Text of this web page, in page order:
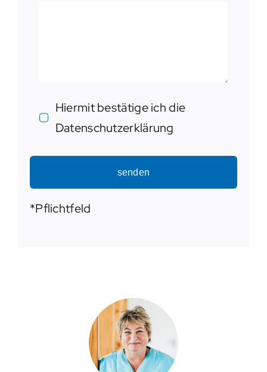
Hiermit bestätige ich die
Datenschutzerklärung
senden
*Pflichtfeld